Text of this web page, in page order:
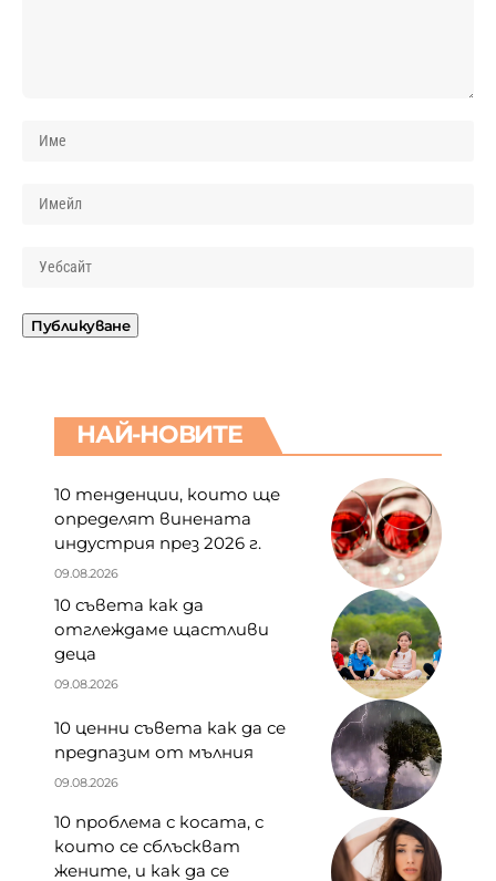
НАЙ-НОВИТЕ
10 тенденции, които ще
определят винената
индустрия през 2026 г.
09.08.2026
10 съвета как да
отглеждаме щастливи
деца
09.08.2026
10 ценни съвета как да се
предпазим от мълния
09.08.2026
10 проблема с косата, с
които се сблъскват
жените, и как да се